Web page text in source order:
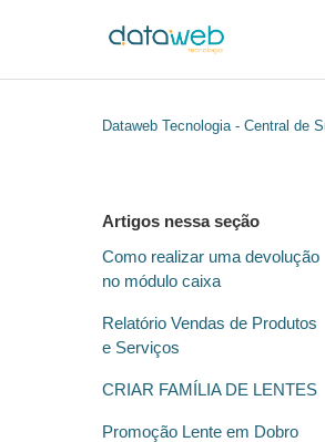
Dataweb Tecnologia - Central de
Artigos nessa seção
Como realizar uma devolução
no módulo caixa
Relatório Vendas de Produtos
e Serviços
CRIAR FAMÍLIA DE LENTES
Promoção Lente em Dobro